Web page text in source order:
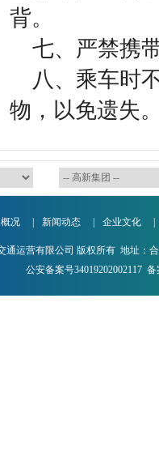
背。
七、严禁携
八、乘车时
物，
况 新闻动态 企业文化
通运营有限公司 版权所有 地址：
公安备案号34019202002117 备